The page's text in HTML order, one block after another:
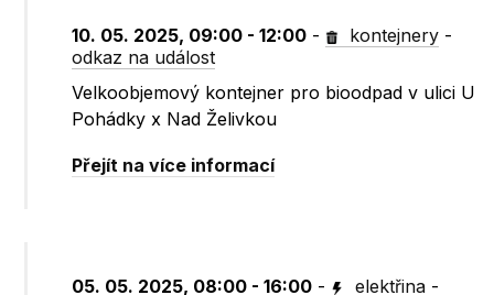
10. 05. 2025, 09:00 - 12:00 - kontejnery -
odkaz na událost
Velkoobjemový kontejner pro bioodpad v ulici U
Pohádky x Nad Želivkou
Přejít na více informací
05. 05. 2025, 08:00 - 16:00 - elektřina -